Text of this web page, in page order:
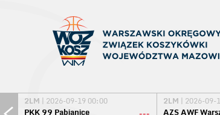
2LM | 2026-09-19 00:00
PKK 99 Pabianice
2LM | 2026-09-
AZS AWF